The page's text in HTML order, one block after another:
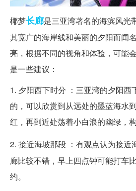
椰梦长廊是三亚湾著名的海滨风光
其宽广的海岸线和美丽的夕阳而闻
亮，根据不同的视角和体验，可能
是一些建议：
1. 夕阳西下时分 ：三亚湾的夕阳西
的，可以欣赏到从远处的墨蓝海水
红，再到近处荡着小白浪的幽绿，
2. 接近海坡那段 ：有观点认为接近
廊比较不错，早上四点钟可能打车
约。